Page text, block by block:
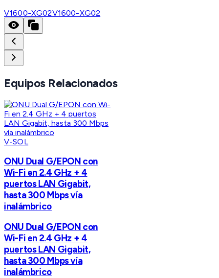
V1600-XG02V1600-XG02
Equipos Relacionados
V-SOL
ONU Dual G/EPON con
Wi-Fi en 2.4 GHz + 4
puertos LAN Gigabit,
hasta 300 Mbps vía
inalámbrico
ONU Dual G/EPON con
Wi-Fi en 2.4 GHz + 4
puertos LAN Gigabit,
hasta 300 Mbps vía
inalámbrico